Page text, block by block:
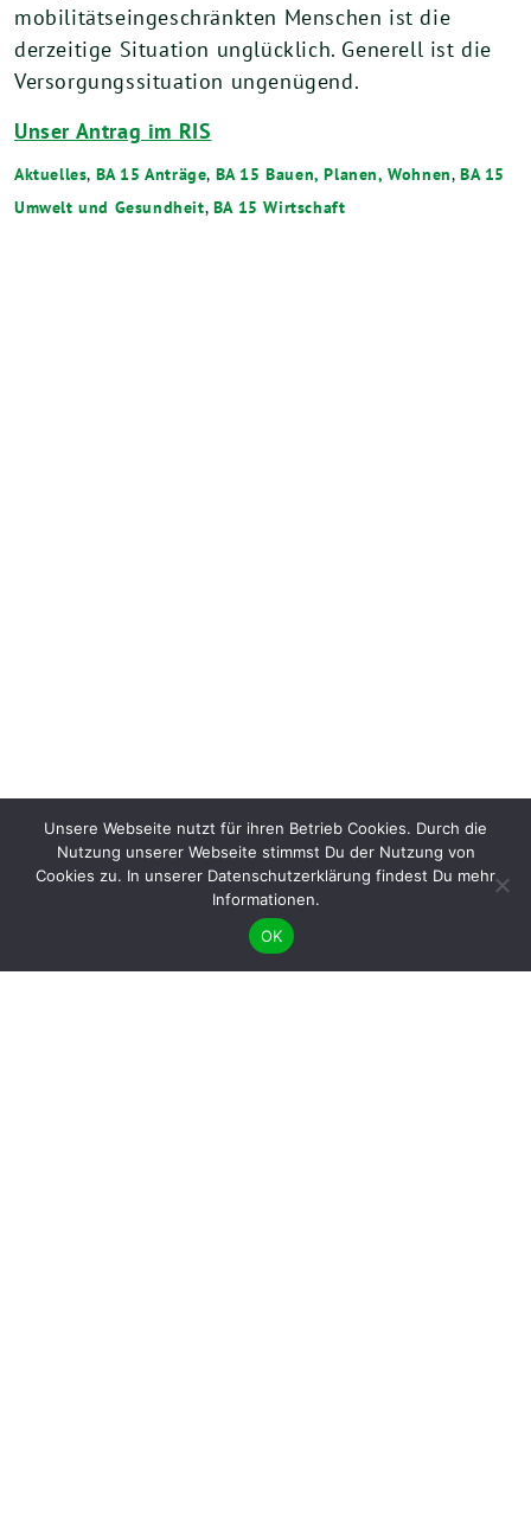
mobilitätseingeschränkten Menschen ist die
derzeitige Situation unglücklich. Generell ist die
Versorgungssituation ungenügend.
Unser Antrag im RIS
Aktuelles, BA 15 Anträge, BA 15 Bauen, Planen, Wohnen,BA 15
Umwelt und Gesundheit, BA 15 Wirtschaft
Unsere Webseite nutzt für ihren Betrieb Cookies. Durch die
Nutzung unserer Webseite stimmst Du der Nutzung von
Cookies zu. In unserer Datenschutzerklärung findest Du mehr
Informationen.
OK